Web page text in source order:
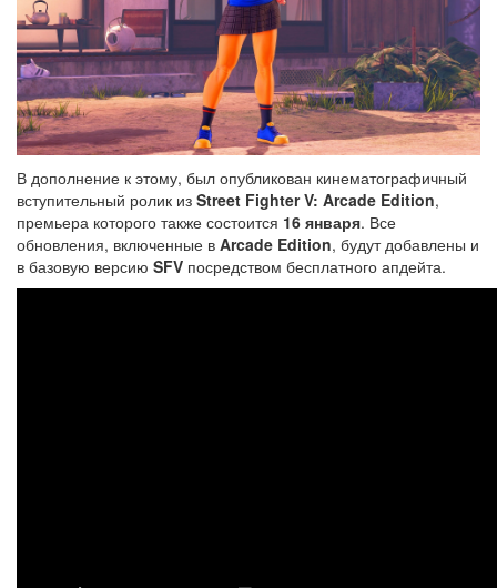
В дополнение к этому, был опубликован кинематографичный
вступительный ролик из Street Fighter V: Arcade Edition,
премьера которого также состоится 16 января. Все
обновления, включенные в Arcade Edition, будут добавлены и
в базовую версию SFV посредством бесплатного апдейта.